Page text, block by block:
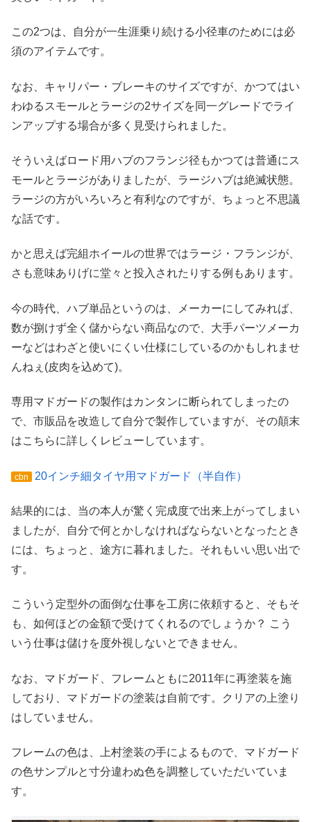
この2つは、自分が一生涯乗り続ける小径車のためには必
須のアイテムです。
なお、キャリパー・ブレーキのサイズですが、かつてはい
わゆるスモールとラージの2サイズを同一グレードでライ
ンアップする場合が多く見受けられました。
そういえばロード用ハブのフランジ径もかつては普通にス
モールとラージがありましたが、ラージハブは絶滅状態。
ラージの方がいろいろと有利なのですが、ちょっと不思議
な話です。
かと思えば完組ホイールの世界ではラージ・フランジが、
さも意味ありげに堂々と投入されたりする例もあります。
今の時代、ハブ単品というのは、メーカーにしてみれば、
数が捌けず全く儲からない商品なので、大手パーツメーカ
ーなどはわざと使いにくい仕様にしているのかもしれませ
んねぇ(皮肉を込めて)。
専用マドガードの製作はカンタンに断られてしまったの
で、市販品を改造して自分で製作していますが、その顛末
はこちらに詳しくレビューしています。
cbn 20インチ細タイヤ用マドガード（半自作）
結果的には、当の本人が驚く完成度で出来上がってしまい
ましたが、自分で何とかしなければならないとなったとき
には、ちょっと、途方に暮れました。それもいい思い出で
す。
こういう定型外の面倒な仕事を工房に依頼すると、そもそ
も、如何ほどの金額で受けてくれるのでしょうか？ こう
いう仕事は儲けを度外視しないとできません。
なお、マドガード、フレームともに2011年に再塗装を施
しており、マドガードの塗装は自前です。クリアの上塗り
はしていません。
フレームの色は、上村塗装の手によるもので、マドガード
の色サンプルと寸分違わぬ色を調整していただいていま
す。